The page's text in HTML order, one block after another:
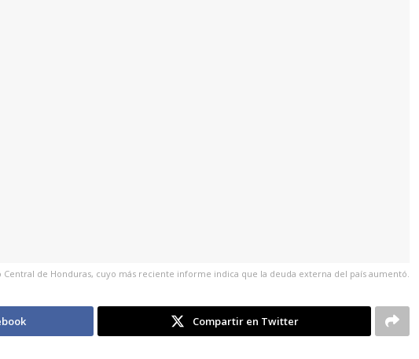
Central de Honduras, cuyo más reciente informe indica que la deuda externa del país aumentó.
Compartir en Twitter